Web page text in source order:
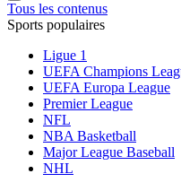
Tous les contenus
Sports populaires
Ligue 1
UEFA Champions
UEFA Europa League
Premier League
NFL
NBA Basketball
Major League Baseball
NHL